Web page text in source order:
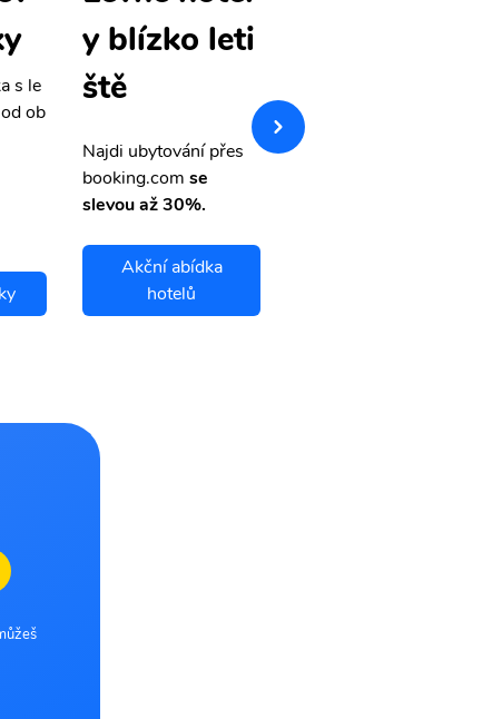
s le
ob
y blízko leti
ště
Najdi ubytování přes
booking.com se
slevou až 30%.
Akční abídka
hotelů
vnými letenkami od ob
letsvet.cz